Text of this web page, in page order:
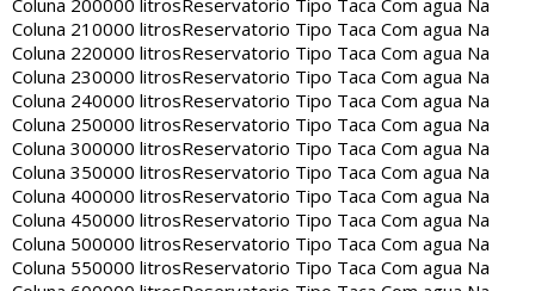
Coluna 200000 litrosReservatorio Tipo Taca Com agua Na
Coluna 210000 litrosReservatorio Tipo Taca Com agua Na
Coluna 220000 litrosReservatorio Tipo Taca Com agua Na
Coluna 230000 litrosReservatorio Tipo Taca Com agua Na
Coluna 240000 litrosReservatorio Tipo Taca Com agua Na
Coluna 250000 litrosReservatorio Tipo Taca Com agua Na
Coluna 300000 litrosReservatorio Tipo Taca Com agua Na
Coluna 350000 litrosReservatorio Tipo Taca Com agua Na
Coluna 400000 litrosReservatorio Tipo Taca Com agua Na
Coluna 450000 litrosReservatorio Tipo Taca Com agua Na
Coluna 500000 litrosReservatorio Tipo Taca Com agua Na
Coluna 550000 litrosReservatorio Tipo Taca Com agua Na